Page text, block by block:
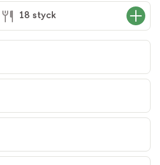
18 styck